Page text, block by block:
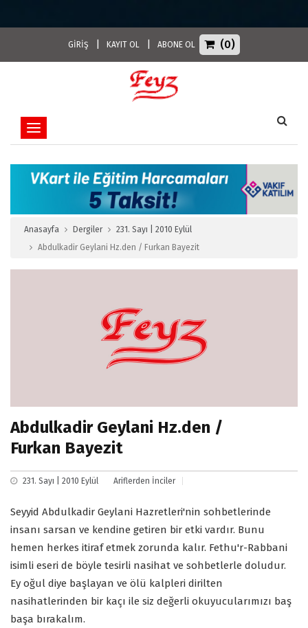
GİRİŞ KAYIT OL ABONE OL (0)
Toggle navigation
Anasayfa Dergiler
231. Sayı | 2010 Eylül
Abdulkadir Geylani Hz.den / Furkan Bayezit
Abdulkadir Geylani Hz.den /
Furkan Bayezit
231. Sayı | 2010 Eylül Ariflerden İnciler
Seyyid Abdulkadir Geylani Hazretleri'nin sohbetlerinde
insanı sarsan ve kendine getiren bir etki vardır. Bunu
hemen herkes itiraf etmek zorunda kalır. Fethu'r-Rabbani
isimli eseri de böyle tesirli nasihat ve sohbetlerle doludur.
Ey oğul diye başlayan ve ölü kalpleri dirilten
nasihatlerinden bir kaçı ile siz değerli okuyucularımızı baş
başa bırakalım.